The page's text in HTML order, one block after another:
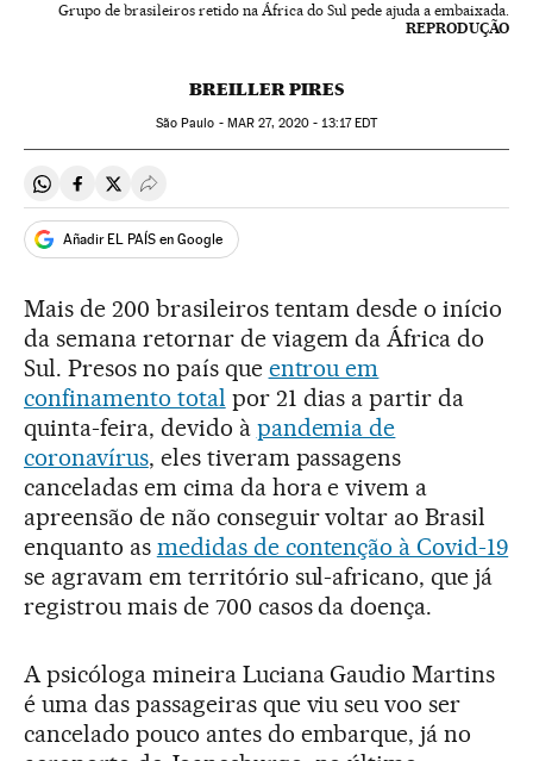
Grupo de brasileiros retido na África do Sul pede ajuda a embaixada.
REPRODUÇÃO
BREILLER PIRES
São Paulo - MAR 27, 2020 - 13:17EDT
Compartir en Whatsapp
Compartir en Facebook
Compartir en Twitter
Desplegar Redes Sociales
Añadir EL PAÍS en Google
Mais de 200 brasileiros tentam desde o início
da semana retornar de viagem da África do
Sul. Presos no país que entrou em
confinamento total por 21 dias a partir da
quinta-feira, devido à pandemia de
coronavírus, eles tiveram passagens
canceladas em cima da hora e vivem a
apreensão de não conseguir voltar ao Brasil
enquanto as medidas de contenção à Covid-19
se agravam em território sul-africano, que já
registrou mais de 700 casos da doença.
A psicóloga mineira Luciana Gaudio Martins
é uma das passageiras que viu seu voo ser
cancelado pouco antes do embarque, já no